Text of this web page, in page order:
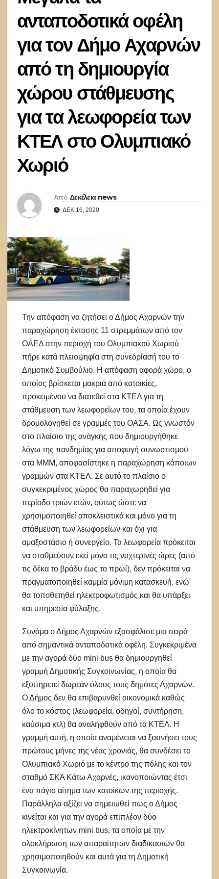
ανταποδοτικά οφέλη
για τον Δήμο Αχαρνών
από τη δημιουργία
χώρου στάθμευσης
για τα λεωφορεία των
ΚΤΕΛ στο Ολυμπιακό
Χωριό
Από Δεκέλεια news
ΔΕΚ 16, 2020
Την απόφαση να ζητήσει ο Δήμος Αχαρνών την
παραχώρηση έκτασης 11 στρεμμάτων από τον
ΟΑΕΔ στην περιοχή του Ολυμπιακού Χωριού
πήρε κατά πλειοψηφία στη συνεδρίασή του το
Δημοτικό Συμβούλιο. Η απόφαση αφορά χώρο, ο
οποίος βρίσκεται μακριά από κατοικίες,
προκειμένου να διατεθεί στα ΚΤΕΛ για τη
στάθμευση των λεωφορείων του, τα οποία έχουν
δρομολογηθεί σε γραμμές του ΟΑΣΑ. Ως γνωστόν
στο πλαίσιο της ανάγκης που δημιουργήθηκε
λόγω της πανδημίας για αποφυγή συνωστισμού
στα ΜΜΜ, αποφασίστηκε η παραχώρηση κάποιων
γραμμών στα ΚΤΕΛ. Σε αυτό το πλαίσιο ο
συγκεκριμένος χώρος θα παραχωρηθεί για
περίοδο τριών ετών, ούτως ώστε να
χρησιμοποιηθεί αποκλειστικά και μόνο για τη
στάθμευση των λεωφορείων και όχι για
αμαξοστάσιο ή συνεργείο. Τα λεωφορεία πρόκειται
να σταθμεύουν εκεί μόνο τις νυχτερινές ώρες (από
τις δέκα το βράδυ έως το πρωί), δεν πρόκειται να
πραγματοποιηθεί καμμία μόνιμη κατασκευή, ενώ
θα τοποθετηθεί ηλεκτροφωτισμός και θα υπάρξει
και υπηρεσία φύλαξης.
Συνάμα ο Δήμος Αχαρνών εξασφάλισε μια σειρά
από σημαντικά ανταποδοτικά οφέλη. Συγκεκριμένα
με την αγορά δύο mini bus θα δημιουργηθεί
γραμμή Δημοτικής Συγκοινωνίας, η οποία θα
εξυπηρετεί δωρεάν όλους τους δημότες Αχαρνών.
Ο Δήμος δεν θα επιβαρυνθεί οικονομικά καθώς
όλο το κόστος (λεωφορεία, οδηγοί, συντήρηση,
καύσιμα κτλ) θα αναληφθούν από τα ΚΤΕΛ. Η
γραμμή αυτή, η οποία αναμένεται να ξεκινήσει τους
πρώτους μήνες της νέας χρονιάς, θα συνδέσει το
Ολυμπιακό Χωριό με το κέντρο της πόλης και τον
σταθμό ΣΚΑ Κάτω Αχαρνές, ικανοποιώντας έτσι
ένα πάγιο αίτημα των κατοίκων της περιοχής.
Παράλληλα αξίζει να σημειωθεί πως ο Δήμος
κινείται και για την αγορά επιπλέον δύο
ηλεκτροκίνητων mini bus, τα οποία με την
ολοκλήρωση των απαραίτητων διαδικασιών θα
χρησιμοποιηθούν και αυτά για τη Δημοτική
Συγκοινωνία.